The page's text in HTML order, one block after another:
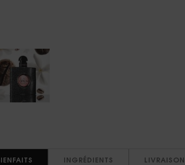
INGRÉDIENTS